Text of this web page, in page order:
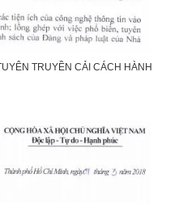
TRUYỀN CẢI CÁCH HÀNH